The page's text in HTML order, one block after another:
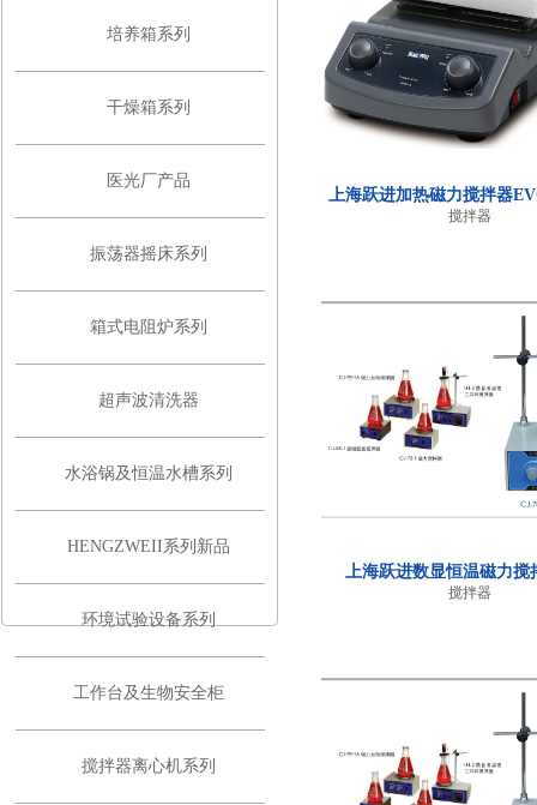
培养箱系列
干燥箱系列
医光厂产品
振荡器摇床系列
箱式电阻炉系列
超声波清洗器
水浴锅及恒温水槽系列
HENGZWEII系列新品
环境试验设备系列
工作台及生物安全柜
搅拌器离心机系列
上海跃进加热磁力搅拌器
搅拌器
上海跃进数显恒温磁力搅
搅拌器